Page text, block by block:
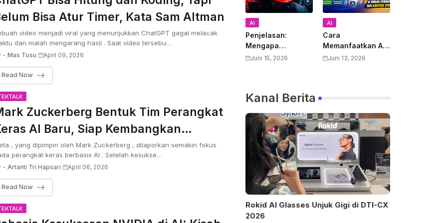
Bisa Atur Timer, Kata Sam Altman
video menjadi viral yang menunjukkan ChatGPT gagal melacak
dan malah mengarang hasil . Saat video tersebu…
- Mas Tosu April 09, 2026
Read Now
Zuckerberg Bentuk Tim Perangkat
AI Baru, Siap Kembangkan
di Luar Kacamata Pintar
, yang dipimpin oleh Mark Zuckerberg , dilaporkan semakin fokus
perangkat keras berbasis AI . Setelah kesukse…
- Artanti Tri Hapsari April 06, 2026
Read Now
AI
Penjelasan:
Mengapa
Pemerintah AS
Anthropic Claude
Mythos
Juni 15, 2026
AI
Cara
Memanfaatkan AI
untuk Mendukung
Produktivitas dan
Pembelajaran
Juni 13, 2026
Kanal Berita
Rokid AI Glasses Unjuk Gigi di DTI-CX
2026